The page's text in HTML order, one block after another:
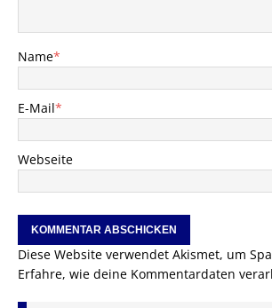
Name*
E-Mail*
Webseite
Diese Website verwendet Akismet, um
Erfahre, wie deine Kommentardaten